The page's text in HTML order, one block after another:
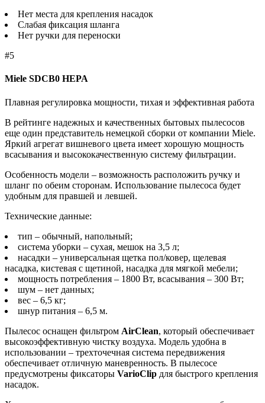
Нет места для крепления насадок
Слабая фиксация шланга
Нет ручки для переноски
#5
Miele SDCB0 HEPA
Плавная регулировка мощности, тихая и эффективная работа
В рейтинге надежных и качественных бытовых пылесосов
еще один представитель немецкой сборки от компании Miele.
Яркий агрегат вишневого цвета имеет хорошую мощность
всасывания и высококачественную систему фильтрации.
Особенность модели – возможность расположить ручку и
шланг по обеим сторонам. Использование пылесоса будет
удобным для правшей и левшей.
Технические данные:
тип – обычный, напольный;
система уборки – сухая, мешок на 3,5 л;
насадки – универсальная щетка пол/ковер, щелевая
насадка, кистевая с щетиной, насадка для мягкой мебели;
мощность потребления – 1800 Вт, всасывания – 300 Вт;
шум – нет данных;
вес – 6,5 кг;
шнур питания – 6,5 м.
Пылесос оснащен фильтром AirClean, который обеспечивает
высокоэффективную чистку воздуха. Модель удобна в
использовании – трехточечная система передвижения
обеспечивает отличную маневренность. В пылесосе
предусмотрены фиксаторы VarioClip для быстрого крепления
насадок.